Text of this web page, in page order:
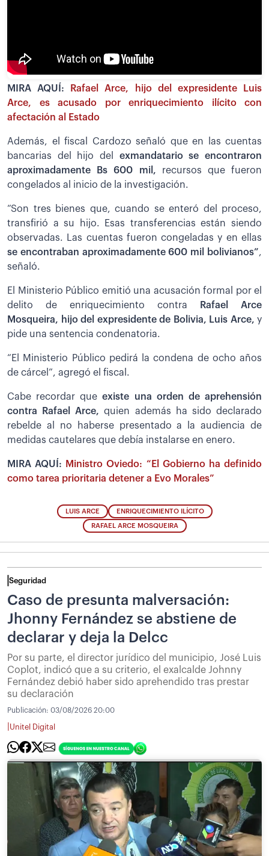
MIRA AQUÍ:
Rafael Arce, hijo del expresidente Luis
Arce, es acusado por enriquecimiento ilícito con
afectación al Estado
Además, el fiscal Cardozo señaló que en las cuentas
bancarias del hijo del exmandatario se encontraron
aproximadamente Bs 600 mil, recursos que fueron
congelados al inicio de la investigación.
“Son tres bienes que, cuando se enteró del proceso,
transfirió a su hijo. Esas transferencias están siendo
observadas. Las cuentas fueron congeladas y en ellas
se encontraban aproximadamente 600 mil bolivianos”,
señaló.
El Ministerio Público emitió una acusación formal por el
delito de enriquecimiento contra Rafael Arce
Mosqueira, hijo del expresidente de Bolivia, Luis Arce, y
pide una sentencia condenatoria.
“El Ministerio Público pedirá la condena de ocho años
de cárcel”, agregó el fiscal.
Cabe recordar queexiste una orden de aprehensión
contra Rafael Arce,quien además ha sido declarado
rebelde al no haberse presentado a la audiencia de
medidas cautelares que debía instalarse en enero.
MIRA AQUÍ:
Ministro Oviedo: “El Gobierno ha definido
como tarea prioritaria detener a Evo Morales”
LUIS ARCE ENRIQUECIMIENTO ILÍCITO
RAFAEL ARCE MOSQUEIRA
Seguridad
Caso de presunta malversación:
Jhonny Fernández se abstiene de
declarar y deja la Delcc
Por su parte, el director jurídico del municipio, José Luis
Coplot, indicó que a su criterio, el exalcalde Johnny
Fernández debió haber sido aprehendido tras prestar
su declaración
Publicación: 03/08/2026 20:00
Unitel Digital